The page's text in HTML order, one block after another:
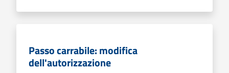
Passo carrabile: modifica
dell'autorizzazione